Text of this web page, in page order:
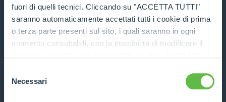
fuori di quelli tecnici. Cliccando su "ACCETTA TUTTI"
saranno automaticamente accettati tutti i cookie di prima
o terza parte presenti sul sito, i quali saranno in ogni
momento consultabili, con la possibilità di modificare il
ogni pagina, selezionare "Modifichi il suo consenso" e
delNecessari
Fork side-shift on standard carriage